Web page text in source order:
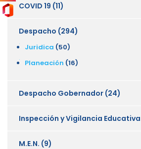
COVID 19 (11)
Despacho (294)
Juridica (50)
Planeación (16)
Despacho Gobernador (24)
Inspección y Vigilancia Educativa
M.E.N. (9)